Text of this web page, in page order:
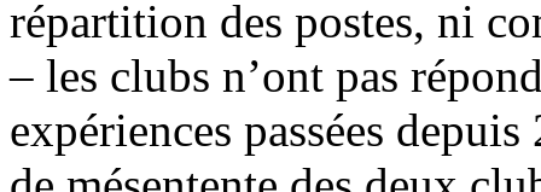
répartition des postes, ni
– les clubs n’ont pas
expériences passées